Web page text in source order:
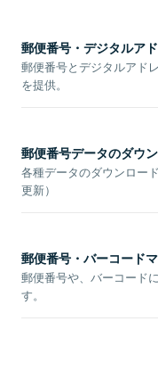
郵便番号・デジタルア
郵便番号とデジタルアド
を提供。
郵便番号データのダウ
各種データのダウンロー
更新）
郵便番号・バーコード
郵便番号や、バーコード
す。